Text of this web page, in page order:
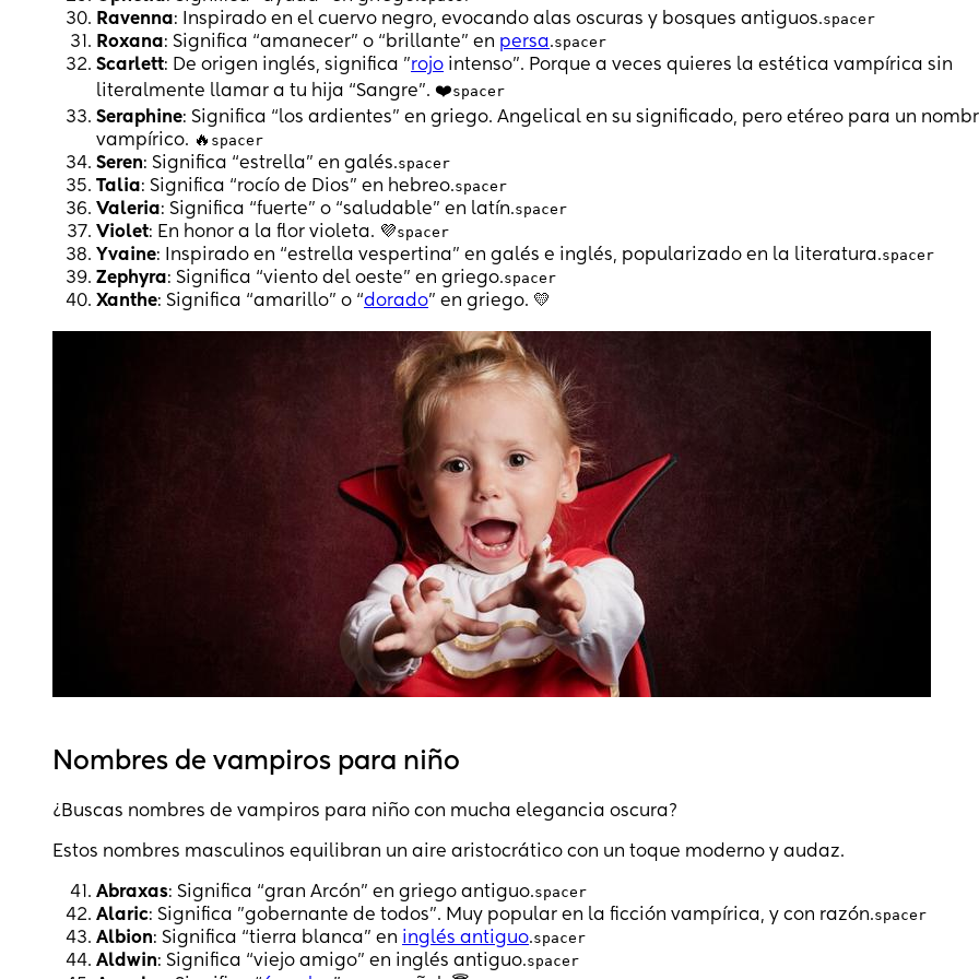
Ravenna: Inspirado en el cuervo negro, evocando alas oscuras y bosques antiguos.spacer
Roxana: Significa “amanecer” o “brillante” en persa.spacer
Scarlett: De origen inglés, significa "rojo intenso". Porque a veces quieres la estética vampírica sin
literalmente llamar a tu hija “Sangre". ❤️spacer
Seraphine: Significa “los ardientes” en griego. Angelical en su significado, pero etéreo para un
vampírico. 🔥 spacer
Seren: Significa “estrella” en galés.spacer
Talia: Significa “rocío de Dios” en hebreo.spacer
Valeria: Significa “fuerte” o “saludable” en latín.spacer
Violet: En honor a la flor violeta. 💜spacer
Yvaine: Inspirado en “estrella vespertina” en galés e inglés, popularizado en la literatura.spacer
Zephyra: Significa “viento del oeste” en griego.spacer
Xanthe: Significa “amarillo” o “dorado” en griego. 💛
Nombres de vampiros para niño
¿Buscas nombres de vampiros para niño con mucha elegancia oscura?
Estos nombres masculinos equilibran un aire aristocrático con un toque moderno y audaz.
Abraxas: Significa “gran Arcón” en griego antiguo.spacer
Alaric: Significa "gobernante de todos". Muy popular en la ficción vampírica, y con razón.spacer
Albion: Significa “tierra blanca” en inglés antiguo.spacer
Aldwin: Significa “viejo amigo” en inglés antiguo.spacer